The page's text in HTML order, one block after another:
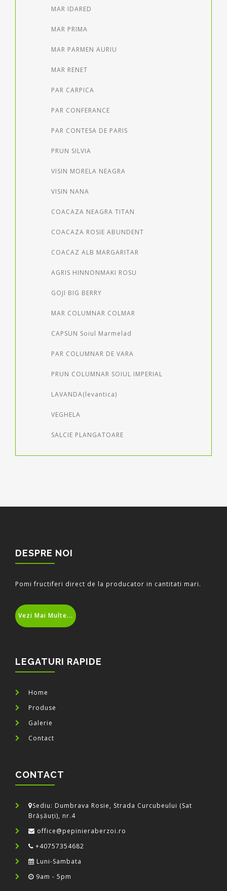
MAR IDARED
MAR PRIMA
MAR PARMEN AURIU
MAR RENET
PAR CARPICA
PAR CONFERANCE
PAR CONTESA DE PARIS
PRUN SILVIA
VISIN MORELA NEAGRA
VISIN NANA
COACAZA NEAGRA TITAN
COACAZA ROSIE ABUNDENT
COACAZ ALB MARGARITAR
AGRIS HINNONMAKI ROSU
GOJI BIG BERRY
MAR COLUMNAR COLMAR
CAPSUN Soiul Marmelad
PAR COLUMNAR DE VARA
PRUN COLUMNAR SOIUL IMPERIAL
LAVANDA(levantica)
VEGHELA
SALCIE PLANGATOARE
DESPRE NOI
Pomi fructiferi direct de la producator in cantitati mari.
Vezi Mai Multe...
LEGATURI RAPIDE
Home
Produse
Galerie
Contact
CONTACT
Sediu: Dumbrava Rosie, Strada Curcubeului (Sat
Brășăuți), nr.4
office@pepinieraberzoi.ro
+40757354682
Luni-Sambata
9am - 5pm